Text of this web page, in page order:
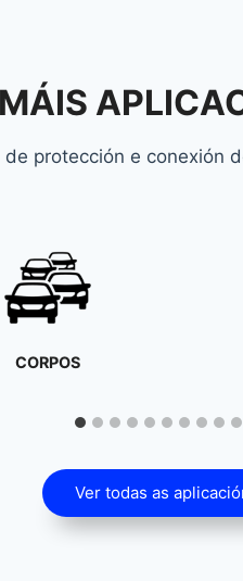
MÁIS
de protección e conexión
ROBÓTICA
Ver todas as